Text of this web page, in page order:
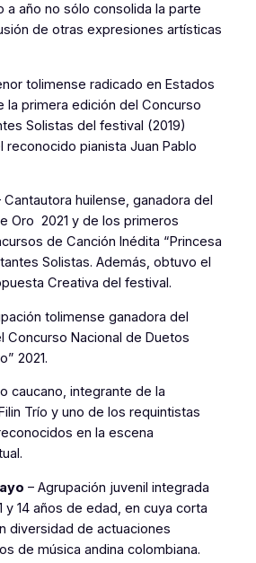
a año no sólo consolida la parte
de otras expresiones artísticas
tolimense radicado en Estados
la primera edición del Concurso
Solistas del festival (2019)
reconocido pianista Juan Pablo
Cantautora huilense, ganadora del
Oro 2021 y de los primeros
de Canción Inédita “Princesa
Solistas. Además, obtuvo el
Creativa del festival.
tolimense ganadora del
Concurso Nacional de Duetos
2021.
caucano, integrante de la
Trío y uno de los requintistas
en la escena
– Agrupación juvenil integrada
y 14 años de edad, en cuya corta
diversidad de actuaciones
de música andina colombiana.